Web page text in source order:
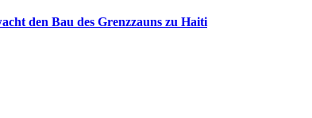
den Bau des Grenzzauns zu Haiti